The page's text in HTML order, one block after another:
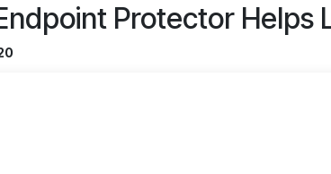
Protector Helps